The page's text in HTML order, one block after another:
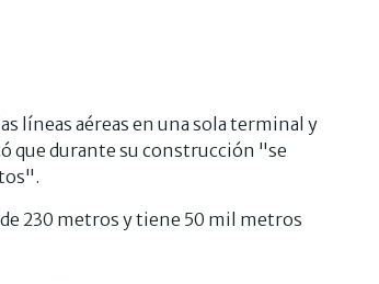
líneas aéreas en una sola terminal y
que durante su construcción "se
230 metros y tiene 50 mil metros